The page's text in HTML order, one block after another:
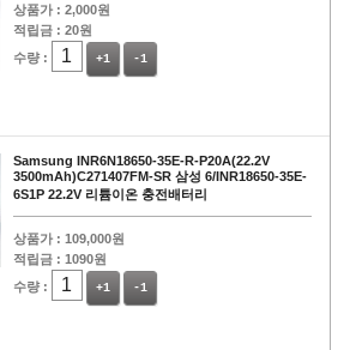
상품가 : 2,000원
적립금 : 20원
수량 :
+1 -1
Samsung INR6N18650-35E-R-P20A(22.2V
3500mAh)C271407FM-SR 삼성 6/INR18650-35E-
6S1P 22.2V 리튬이온 충전배터리
상품가 : 109,000원
적립금 : 1090원
수량 :
+1 -1